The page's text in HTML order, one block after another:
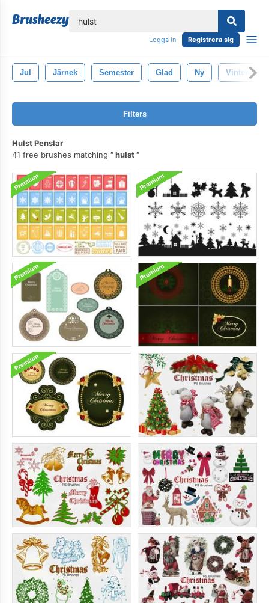
Logga in Registrera sig
Jul Järnek Semester Glad Ny Vinter-
Filters
Hulst Penslar
41 free brushes matching
hulst